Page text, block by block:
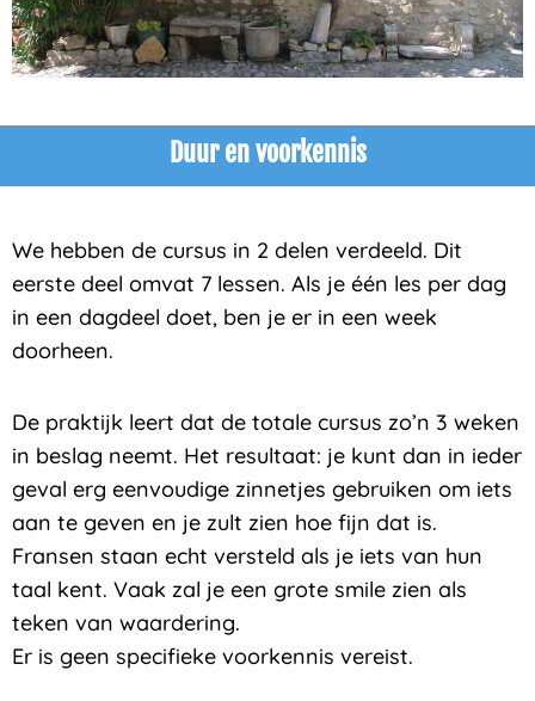
Duur en voorkennis
We hebben de cursus in 2 delen verdeeld. Dit
eerste deel omvat 7 lessen. Als je één les per dag
in een dagdeel doet, ben je er in een week
doorheen.
De praktijk leert dat de totale cursus zo’n 3 weken
in beslag neemt. Het resultaat: je kunt dan in ieder
geval erg eenvoudige zinnetjes gebruiken om iets
aan te geven en je zult zien hoe fijn dat is.
Fransen staan echt versteld als je iets van hun
taal kent. Vaak zal je een grote smile zien als
teken van waardering.
Er is geen specifieke voorkennis vereist.